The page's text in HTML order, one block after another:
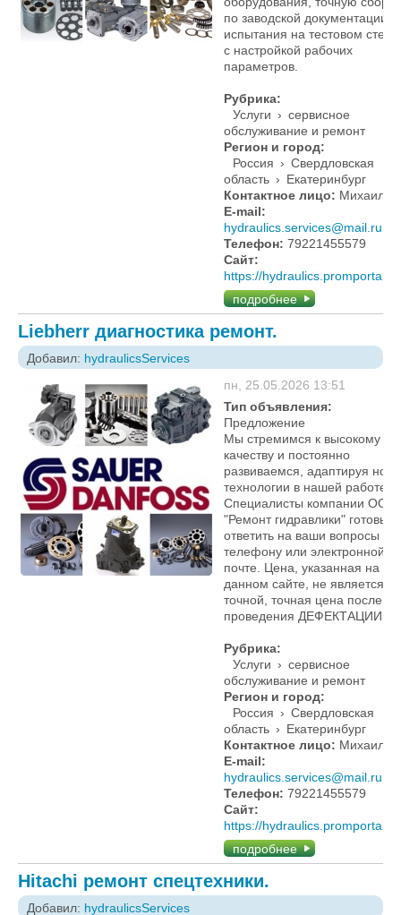
по заводской документации и
испытания на тестовом
с настройкой рабочих
параметров.
Рубрика:
Услуги › сервисное
обслуживание и ремонт
Регион и город:
Россия › Свердловская
область › Екатеринбург
Контактное лицо: Михаил
E-mail:
hydraulics.services@mail.ru
Телефон: 79221455579
Сайт:
https://hydraulics.promportal.su
подробнее
Liebherr диагностика ремонт.
Добавил: hydraulicsServices
пн, 25.05.2026 13:51
Тип объявления:
Предложение
Мы стремимся к высокому
качеству и постоянно
развиваемся, адаптируя
технологии в нашей работе.
Специалисты компании ООО
"Ремонт гидравлики" готовы
ответить на ваши вопросы по
телефону или электронной
почте. Цена, указанная на
данном сайте, не является
точной, точная цена после
проведения ДЕФЕКТАЦИИ.
Рубрика:
Услуги › сервисное
обслуживание и ремонт
Регион и город:
Россия › Свердловская
область › Екатеринбург
Контактное лицо: Михаил
E-mail:
hydraulics.services@mail.ru
Телефон: 79221455579
Сайт:
https://hydraulics.promportal.su
подробнее
Hitachi ремонт спецтехники.
Добавил: hydraulicsServices